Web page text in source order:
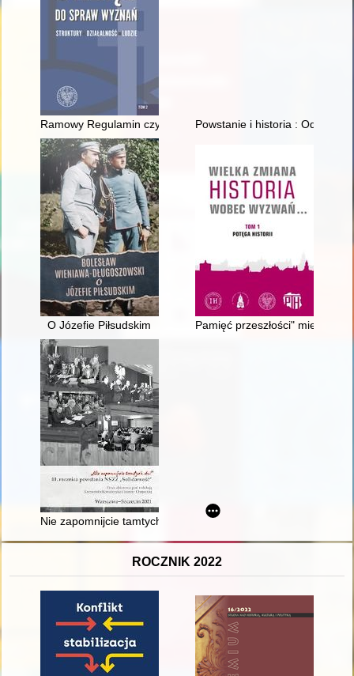
Ramowy Regulamin czynności Kancelarii oraz woźnych w
Powstanie i historia : Oddział
O Józefie Piłsudskim Pamięć przeszłości" miedzy
Nie zapomnijcie tamtych dni" : 40. rocznica powstania NSZZ
ROCZNIK 2022